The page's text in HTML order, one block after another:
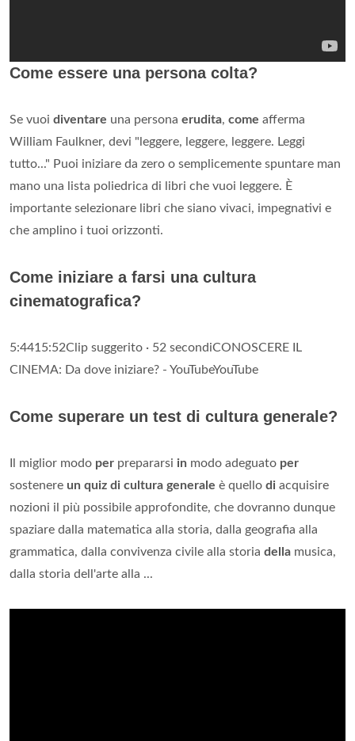
Come essere una persona colta?
Se vuoi diventare una persona erudita, come afferma
William Faulkner, devi "leggere, leggere, leggere. Leggi
tutto..." Puoi iniziare da zero o semplicemente spuntare man
mano una lista poliedrica di libri che vuoi leggere. È
importante selezionare libri che siano vivaci, impegnativi e
che amplino i tuoi orizzonti.
Come iniziare a farsi una cultura
cinematografica?
5:4415:52Clip suggerito · 52 secondiCONOSCERE IL
CINEMA: Da dove iniziare? - YouTubeYouTube
Come superare un test di cultura generale?
Il miglior modo per prepararsi in modo adeguato per
sostenere un quiz di cultura generale è quello di acquisire
nozioni il più possibile approfondite, che dovranno dunque
spaziare dalla matematica alla storia, dalla geografia alla
grammatica, dalla convivenza civile alla storia della musica,
dalla storia dell'arte alla ...